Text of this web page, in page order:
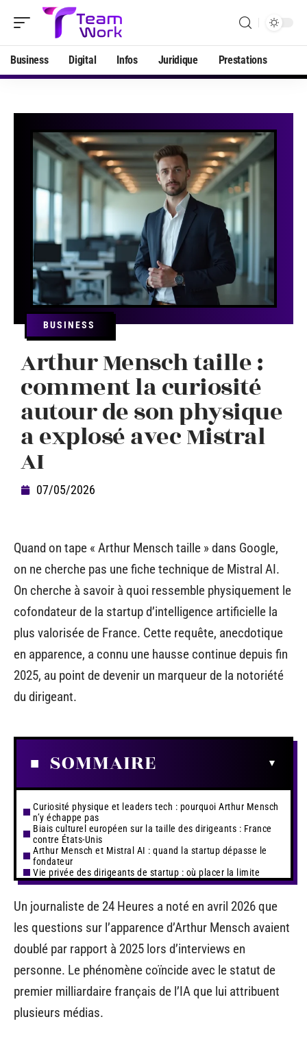
Business Digital Infos Juridique Prestations
BUSINESS
Arthur Mensch taille :
comment la curiosité
autour de son physique
a explosé avec Mistral
AI
07/05/2026
Quand on tape « Arthur Mensch taille » dans Google,
on ne cherche pas une fiche technique de Mistral AI.
On cherche à savoir à quoi ressemble physiquement le
cofondateur de la startup d’intelligence artificielle la
plus valorisée de France. Cette requête, anecdotique
en apparence, a connu une hausse continue depuis fin
2025, au point de devenir un marqueur de la notoriété
du dirigeant.
SOMMAIRE
Curiosité physique et leaders tech : pourquoi Arthur Mensch
n’y échappe pas
Biais culturel européen sur la taille des dirigeants : France
contre États-Unis
Arthur Mensch et Mistral AI : quand la startup dépasse le
fondateur
Vie privée des dirigeants de startup : où placer la limite
Un journaliste de 24 Heures a noté en avril 2026 que
les questions sur l’apparence d’Arthur Mensch avaient
doublé par rapport à 2025 lors d’interviews en
personne. Le phénomène coïncide avec le statut de
premier milliardaire français de l’IA que lui attribuent
plusieurs médias.